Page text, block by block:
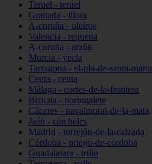
Teruel - teruel
Granada - illora
A-coruña - oleiros
Valencia - requena
A-coruña - arzúa
Murcia - yecla
Tarragona - el-pla-de-santa-maria
Ceuta - ceuta
Málaga - cortes-de-la-frontera
Bizkaia - portugalete
Cáceres - navalmoral-de-la-mata
Jaén - cárcheles
Madrid - torrejón-de-la-calzada
Córdoba - priego-de-córdoba
Guadalajara - trillo